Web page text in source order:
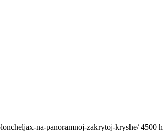
na-panoramnoj-zakrytoj-kryshe/ 4500